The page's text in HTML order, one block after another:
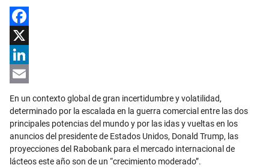
Facebook
X
LinkedIn
En un contexto global de gran incertidumbre y volatilidad,
determinado por la escalada en la guerra comercial entre las dos
principales potencias del mundo y por las idas y vueltas en los
anuncios del presidente de Estados Unidos, Donald Trump, las
proyecciones del Rabobank para el mercado internacional de
lácteos este año son de un “crecimiento moderado”.